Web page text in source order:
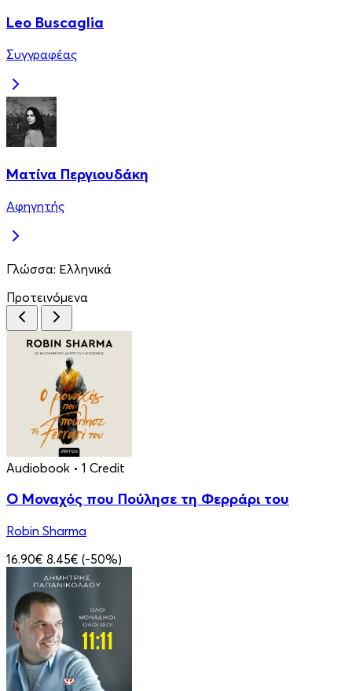
Leo Buscaglia
Συγγραφέας
Ματίνα Περγιουδάκη
Αφηγητής
Γλώσσα: Ελληνικά
Προτεινόμενα
Audiobook • 1 Credit
Ο Μοναχός που Πούλησε τη Φερράρι του
Robin Sharma
16.90€ 8.45€ (-50%)